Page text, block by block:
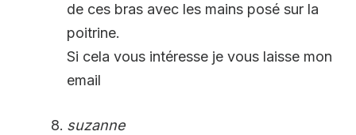
de ces bras avec les mains posé sur la
poitrine.
Si cela vous intéresse je vous laisse mon
email
suzanne